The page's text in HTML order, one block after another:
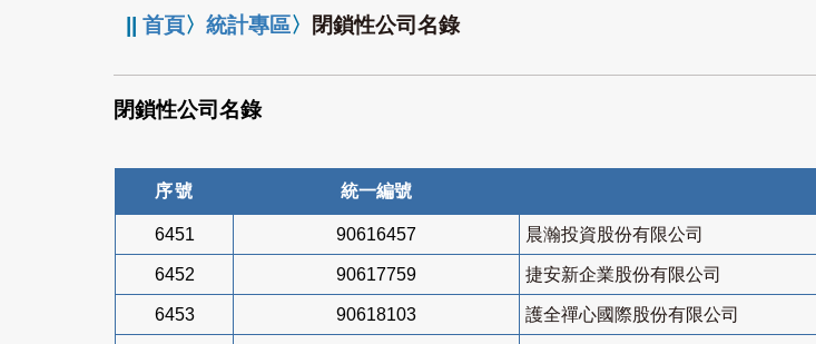
||首頁〉統計專區〉 閉鎖性公司名錄
閉鎖性公司名錄
序號 統一編號
6451 90616457 晨瀚投資股份有限公司
6452 90617759 捷安新企業股份有限公司
6453 90618103 護全禪心國際股份有限公司